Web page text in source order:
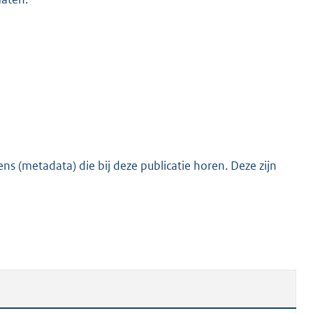
b
(metadata) die bij deze publicatie horen. Deze zijn